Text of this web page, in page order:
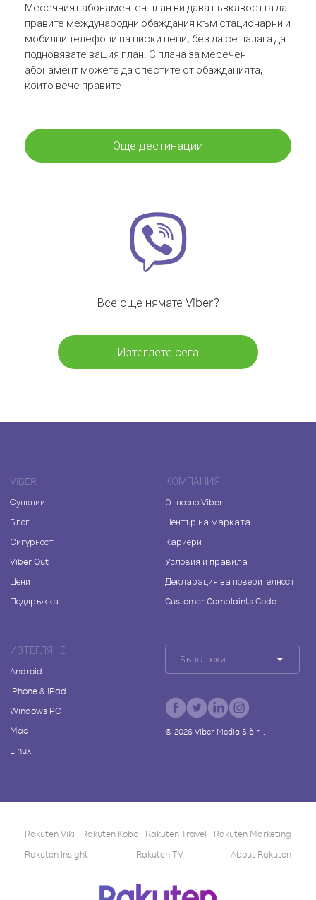
Месечният абонаментен план ви дава гъвкавостта да
правите международни обаждания към стационарни и
мобилни телефони на ниски цени, без да се налага да
подновявате вашия план. С плана за месечен
абонамент можете да спестите от обажданията,
които вече правите
Още дестинации
Все още нямате Viber?
Изтеглете сега
VIBER
Функции
Блог
Сигурност
Viber Out
Цени
Поддръжка
КОМПАНИЯ
Относно Viber
Център на марката
Кариери
Условия и правила
Декларация за поверителност
Customer Complaints Code
ИЗТЕГЛЯНЕ
Android
iPhone & iPad
Windows PC
Mac
Linux
Български
© 2026Viber Media S.à r.l.
Rakuten Viki Rakuten Kobo Rakuten Travel
Rakuten Marketing
Rakuten Insight
Rakuten TV About Rakuten